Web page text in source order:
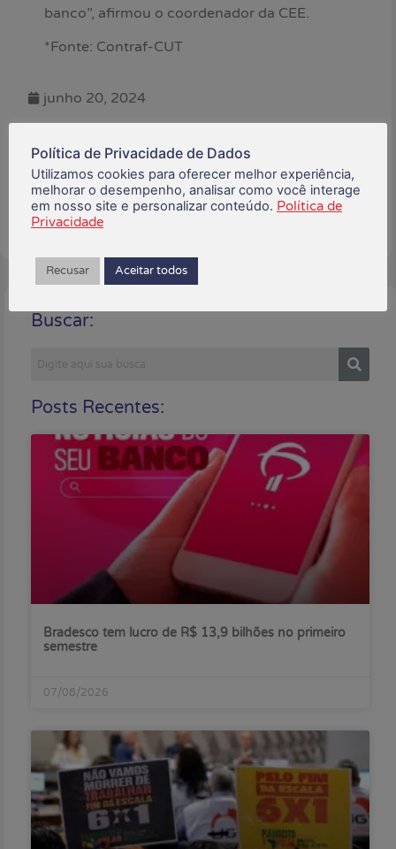
banco”, afirmou o coordenador da CEE.
*Fonte: Contraf-CUT
junho 20, 2024
Está gostando do conteúdo?
Compartilhe!
Buscar:
Posts Recentes:
Bradesco tem lucro de R$ 13,9 bilhões no primeiro
semestre
07/08/2026
Política de Privacidade de Dados
Utilizamos cookies para oferecer melhor experiência,
melhorar o desempenho, analisar como você interage
em nosso site e personalizar conteúdo. Política de
Privacidade
Recusar Aceitar todos